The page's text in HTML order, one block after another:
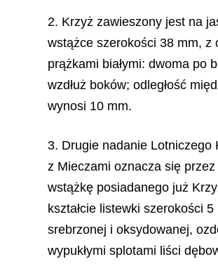
2. Krzyż zawieszony jest na
wstążce szerokości 38 mm, z
prążkami białymi: dwoma po
wzdłuż boków; odległość
wynosi 10 mm.
3. Drugie nadanie Lotniczego
z Mieczami oznacza się przez
wstążkę posiadanego już
kształcie listewki szerokości 5
srebrzonej i oksydowanej,
wypukłymi splotami liści